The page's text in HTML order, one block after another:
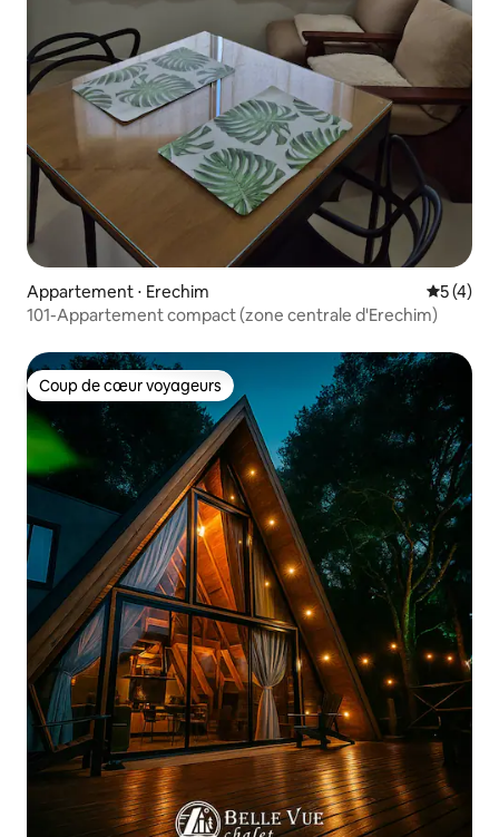
Appartement ⋅ Erechim
5 (4)
101-Appartement compact (zone centrale d'Erechim)
Coup de cœur voyageurs
Coup de cœur voyageurs